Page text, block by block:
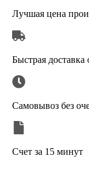
Лучшая цена
Быстрая доставка
Самовывоз без
Счет за 15 минут